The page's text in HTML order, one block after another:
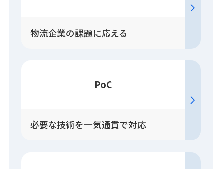
物流企業の課題に応える
PoC
必要な技術を一気通貫で対応